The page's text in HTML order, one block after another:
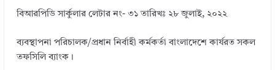
বিআরপিডি সার্কুলার লেটার নং- ৩১তারিখঃ ২৮ জুলাই, ২০২২
ব্যবস্থাপনা পরিচালক/প্রধান নির্বাহী কর্মকর্তা বাংলাদেশে কার্যরত সকল
তফসিলি ব্যাংক।